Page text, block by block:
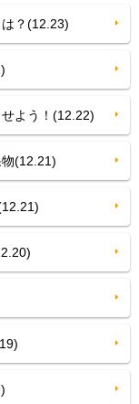
？(12.23)
よう！(12.22)
(12.21)